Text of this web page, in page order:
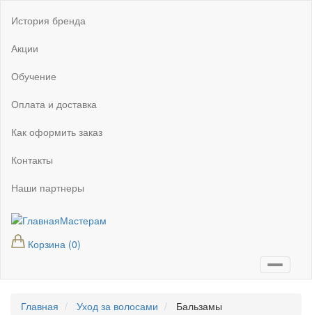
содержанию
Основная
навигация
История бренда
Акции
Обучение
Оплата и доставка
Как оформить заказ
Контакты
Наши партнеры
Мастерам
Мастерам
Корзина (0)
Главная Уход за волосами Бальзамы